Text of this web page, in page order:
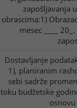
zapošljavanja
obrascima:1)
mesec ____
Dostavljanje
1), planiranim
sebi sadrže
toku budžetske